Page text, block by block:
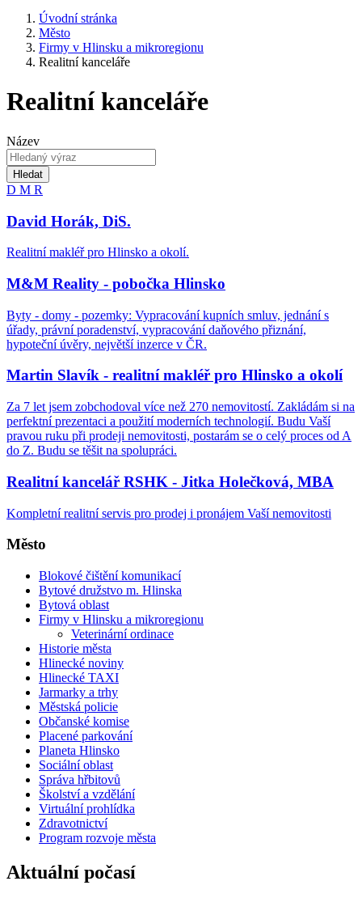
Úvodní stránka
Město
Firmy v Hlinsku a mikroregionu
Realitní kanceláře
Realitní kanceláře
Název
Hledat
D M R
David Horák, DiS.
Realitní makléř pro Hlinsko a okolí.
M&M Reality - pobočka Hlinsko
Byty - domy - pozemky: Vypracování kupních smluv, jednání s
úřady, právní poradenství, vypracování daňového přiznání,
hypoteční úvěry, největší inzerce v ČR.
Martin Slavík - realitní makléř pro Hlinsko a okolí
Za 7 let jsem zobchodoval více než 270 nemovitostí. Zakládám si na
perfektní prezentaci a použití moderních technologií. Budu Vaší
pravou ruku při prodeji nemovitosti, postarám se o celý proces od A
do Z. Budu se těšit na spolupráci.
Realitní kancelář RSHK - Jitka Holečková, MBA
Kompletní realitní servis pro prodej i pronájem Vaší nemovitosti
Město
Blokové čištění komunikací
Bytové družstvo m. Hlinska
Bytová oblast
Firmy v Hlinsku a mikroregionu
Veterinární ordinace
Historie města
Hlinecké noviny
Hlinecké TAXI
Jarmarky a trhy
Městská policie
Občanské komise
Placené parkování
Planeta Hlinsko
Sociální oblast
Správa hřbitovů
Školství a vzdělání
Virtuální prohlídka
Zdravotnictví
Program rozvoje města
Aktuální počasí